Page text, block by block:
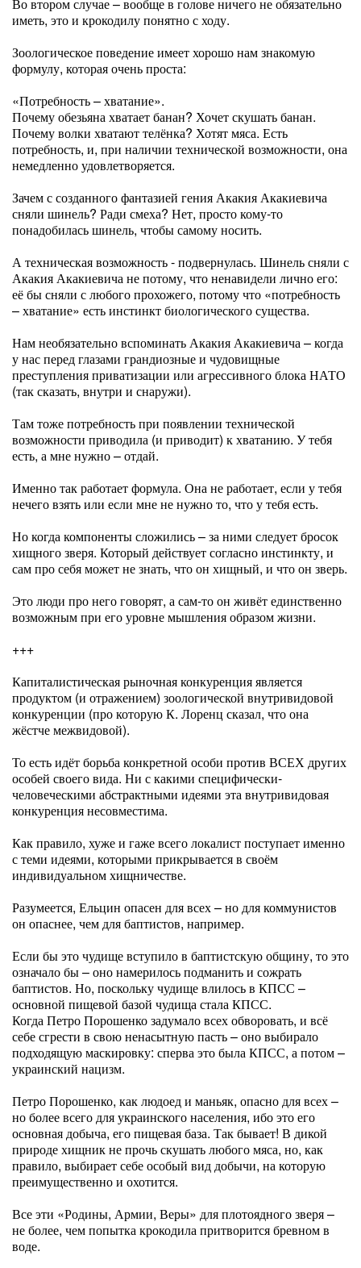
иметь, это и крокодилу понятно с ходу.
Зоологическое поведение имеет хорошо нам знакомую
формулу, которая очень проста:
«Потребность – хватание».
Почему обезьяна хватает банан? Хочет скушать банан.
Почему волки хватают телёнка? Хотят мяса. Есть
потребность, и, при наличии технической возможности, она
немедленно удовлетворяется.
Зачем с созданного фантазией гения Акакия Акакиевича
сняли шинель? Ради смеха? Нет, просто кому-то
понадобилась шинель, чтобы самому носить.
А техническая возможность - подвернулась. Шинель сняли с
Акакия Акакиевича не потому, что ненавидели лично его:
её бы сняли с любого прохожего, потому что «потребность
– хватание» есть инстинкт биологического существа.
Нам необязательно вспоминать Акакия Акакиевича – когда
у нас перед глазами грандиозные и чудовищные
преступления приватизации или агрессивного блока НАТО
(так сказать, внутри и снаружи).
Там тоже потребность при появлении технической
возможности приводила (и приводит) к хватанию. У тебя
есть, а мне нужно – отдай.
Именно так работает формула. Она не работает, если у тебя
нечего взять или если мне не нужно то, что у тебя есть.
Но когда компоненты сложились – за ними следует бросок
хищного зверя. Который действует согласно инстинкту, и
сам про себя может не знать, что он хищный, и что он зверь.
Это люди про него говорят, а сам-то он живёт единственно
возможным при его уровне мышления образом жизни.
+++
Капиталистическая рыночная конкуренция является
продуктом (и отражением) зоологической внутривидовой
конкуренции (про которую К. Лоренц сказал, что она
жёстче межвидовой).
То есть идёт борьба конкретной особи против ВСЕХ других
особей своего вида. Ни с какими специфически-
человеческими абстрактными идеями эта внутривидовая
конкуренция несовместима.
Как правило, хуже и гаже всего локалист поступает именно
с теми идеями, которыми прикрывается в своём
индивидуальном хищничестве.
Разумеется, Ельцин опасен для всех – но для коммунистов
он опаснее, чем для баптистов, например.
Если бы это чудище вступило в баптистскую общину, то это
означало бы – оно намерилось подманить и сожрать
баптистов. Но, поскольку чудище влилось в КПСС –
основной пищевой базой чудища стала КПСС.
Когда Петро Порошенко задумало всех обворовать, и всё
себе сгрести в свою ненасытную пасть – оно выбирало
подходящую маскировку: сперва это была КПСС, а потом –
украинский нацизм.
Петро Порошенко, как людоед и маньяк, опасно для всех –
но более всего для украинского населения, ибо это его
основная добыча, его пищевая база. Так бывает! В дикой
природе хищник не прочь скушать любого мяса, но, как
правило, выбирает себе особый вид добычи, на которую
преимущественно и охотится.
Все эти «Родины, Армии, Веры» для плотоядного зверя –
не более, чем попытка крокодила притворится бревном в
воде.